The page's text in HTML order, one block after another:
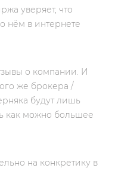
уверяет, что
нём в интернете
о компании. И
же брокера /
будут лишь
как можно большее
на конкретику в